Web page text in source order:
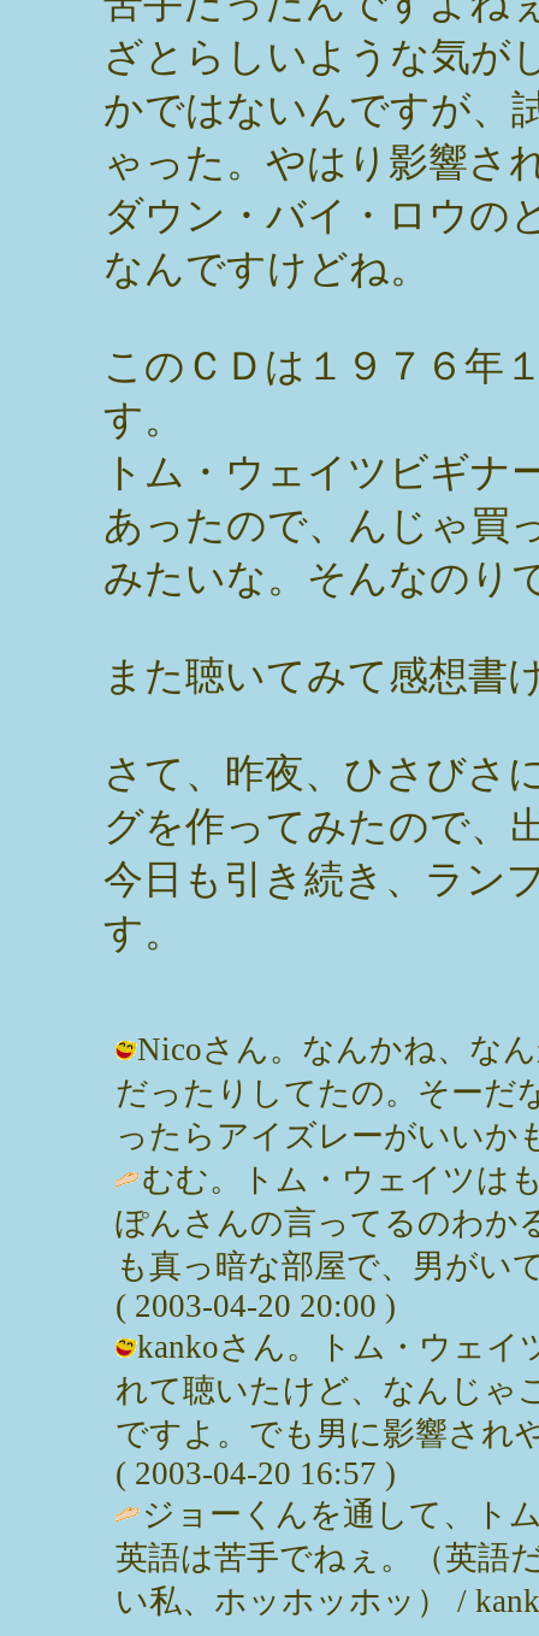
ざとらしいような気が
かではないんですが、
ゃった。やはり影響さ
ダウン・バイ・ロウの
なんですけどね。
このＣＤは１９７６年
す。
トム・ウェイツビギナ
あったので、んじゃ買
みたいな。そんなのり
また聴いてみて感想書
さて、昨夜、ひさびさ
グを作ってみたので、
今日も引き続き、ラン
す。
Nicoさん。なんかね、な
だったりしてたの。そーだ
ったらアイズレーがいいか
むむ。トム・ウェイツは
ぽんさんの言ってるのわか
も真っ暗な部屋で、男がい
( 2003-04-20 20:00 )
kankoさん。トム・ウェイ
れて聴いたけど、なんじゃ
ですよ。でも男に影響され
( 2003-04-20 16:57 )
ジョーくんを通して、ト
英語は苦手でねぇ。（英語
い私、ホッホッホッ） /